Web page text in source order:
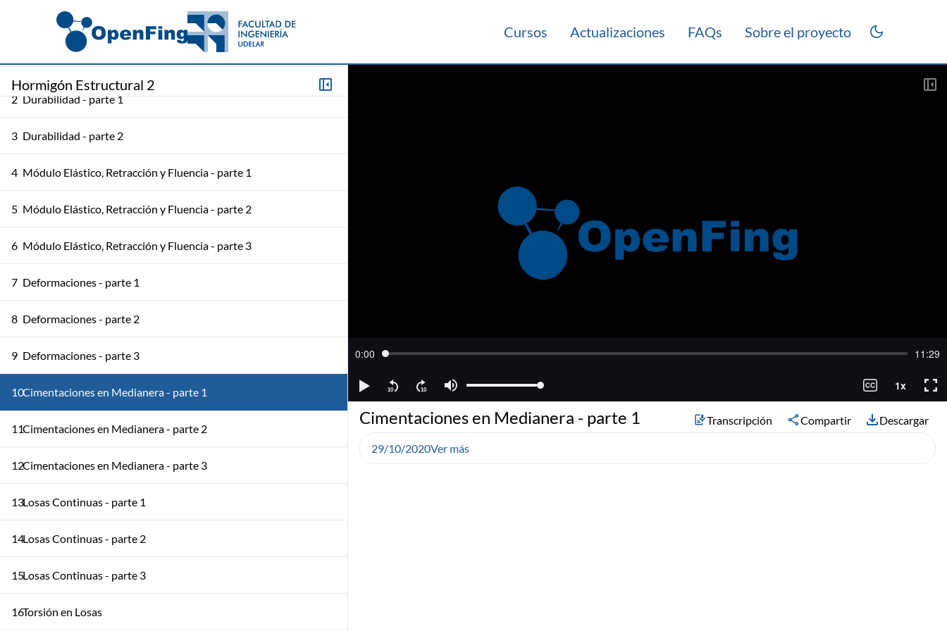
Cursos Actualizaciones FAQs Sobre el proyecto
Hormigón Estructural 2
2 Durabilidad - parte 1
3 Durabilidad - parte 2
4 Módulo Elástico, Retracción y Fluencia - parte 1
5 Módulo Elástico, Retracción y Fluencia - parte 2
6 Módulo Elástico, Retracción y Fluencia - parte 3
7 Deformaciones - parte 1
8 Deformaciones - parte 2
9 Deformaciones - parte 3
10Cimentaciones en Medianera - parte 1
11Cimentaciones en Medianera - parte 2
12Cimentaciones en Medianera - parte 3
13Losas Continuas - parte 1
14Losas Continuas - parte 2
15Losas Continuas - parte 3
16Torsión en Losas
Cimentaciones en Medianera - parte 1 Transcripción Compartir Descargar
29/10/2020Ver más